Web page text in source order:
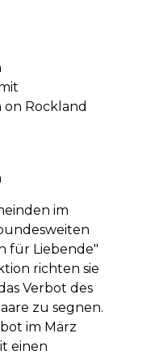
Rockland
im
für Liebende"
richten sie
Verbot des
zu segnen.
im März
einen